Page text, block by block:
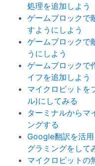
処理を追加しよう
ゲームブロックで
すようにしよう
ゲームブロックで
うにしよう
ゲームブロックで
イフを追加しよう
マイクロビットを
ル)にしてみる
ターミナルからマ
ングする
Google翻訳を活
グラミングをして
マイクロビットの